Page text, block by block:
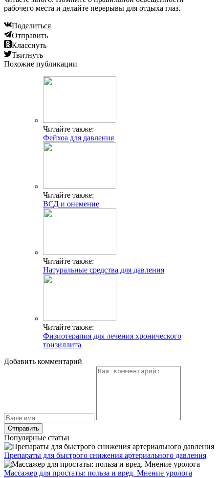
рабочего места и делайте перерывы для отдыха глаз.
Поделиться
Отправить
Класснуть
Твитнуть
Похожие публикации
Читайте также:
Фейхоа для давления
Читайте также:
ВСД и онемение
Читайте также:
Натуральные средства для давления
Читайте также:
Физиотерапия для лечения хронического
тонзиллита
Добавить комментарий
Популярные статьи
Препараты для быстрого снижения артериального давления
Массажер для простаты: польза и вред. Мнение уролога